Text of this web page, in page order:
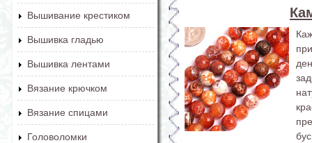
Вышивание крестиком
Вышивка гладью
Вышивка лентами
Вязание крючком
Вязание спицами
Головоломки